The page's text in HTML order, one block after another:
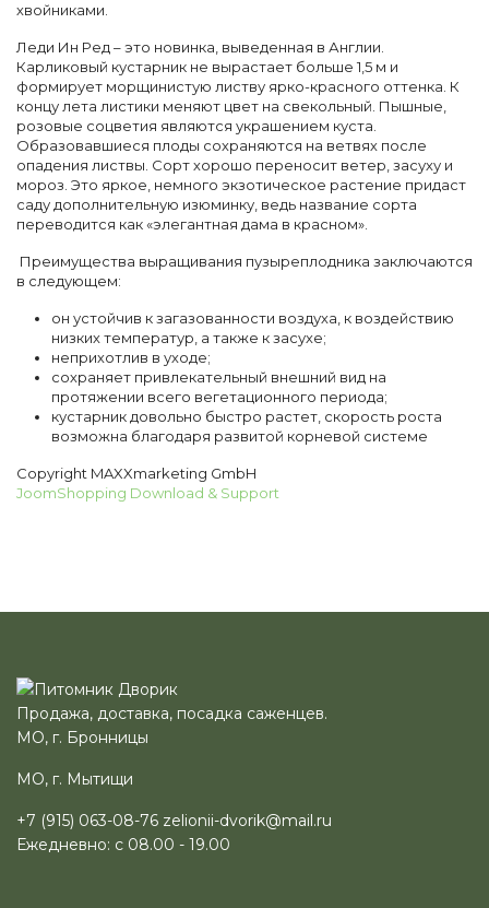
хвойниками.
Леди Ин Ред – это новинка, выведенная в Англии.
Карликовый кустарник не вырастает больше 1,5 м и
формирует морщинистую листву ярко-красного оттенка. К
концу лета листики меняют цвет на свекольный. Пышные,
розовые соцветия являются украшением куста.
Образовавшиеся плоды сохраняются на ветвях после
опадения листвы. Сорт хорошо переносит ветер, засуху и
мороз. Это яркое, немного экзотическое растение придаст
саду дополнительную изюминку, ведь название сорта
переводится как «элегантная дама в красном».
Преимущества выращивания пузыреплодника заключаются
в следующем:
он устойчив к загазованности воздуха, к воздействию
низких температур, а также к засухе;
неприхотлив в уходе;
сохраняет привлекательный внешний вид на
протяжении всего вегетационного периода;
кустарник довольно быстро растет, скорость роста
возможна благодаря развитой корневой системе
Copyright MAXXmarketing GmbH
JoomShopping Download & Support
Продажа, доставка, посадка саженцев.
МО, г. Бронницы
МО, г. Мытищи
+7 (915) 063-08-76 zelionii-dvorik@mail.ru
Ежедневно: с 08.00 - 19.00